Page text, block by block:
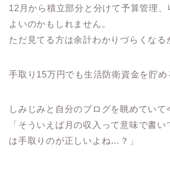
12月から積立部分と分けて予算管理
よいのかもしれません。
ただ見てる方は余計わかりづらくな
手取り15万円でも生活防衛資金を貯
しみじみと自分のブログを眺めていて
「そういえば月の収入って意味で書
は手取りのが正しいよね…？」